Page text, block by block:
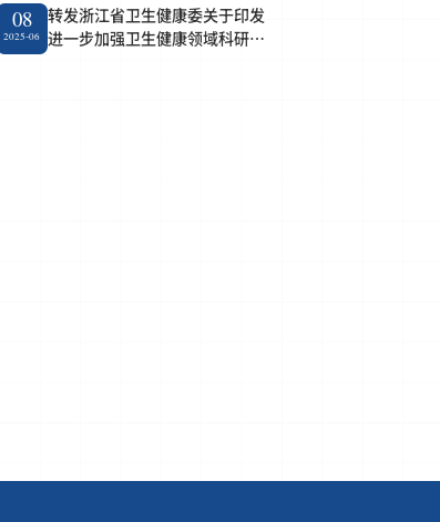
08
2025-06
转发浙江省卫生健康委关于印发
进一步加强卫生健康领域科研作